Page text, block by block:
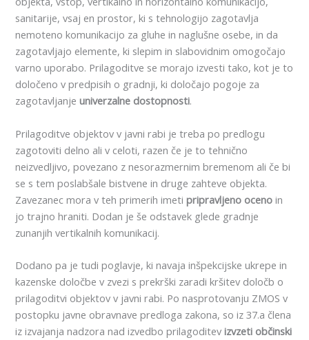
sanitarije, vsaj en prostor, ki s tehnologijo zagotavlja
nemoteno komunikacijo za gluhe in naglušne osebe, in da
zagotavljajo elemente, ki slepim in slabovidnim omogočajo
varno uporabo. Prilagoditve se morajo izvesti tako, kot je to
določeno v predpisih o gradnji, ki določajo pogoje za
zagotavljanjeuniverzalne dostopnosti.
Prilagoditve objektov v javni rabi je treba po predlogu
zagotoviti delno ali v celoti, razen če je to tehnično
neizvedljivo, povezano z nesorazmernim bremenom ali če bi
se s tem poslabšale bistvene in druge zahteve objekta.
Zavezanec mora v teh primerih imetipripravljeno oceno in
jo trajno hraniti. Dodan je še odstavek glede gradnje
zunanjih vertikalnih komunikacij.
Dodano pa je tudi poglavje, ki navaja inšpekcijske ukrepe in
kazenske določbe v zvezi s prekrški zaradi kršitev določb o
prilagoditvi objektov v javni rabi. Po nasprotovanju ZMOS v
postopku javne obravnave predloga zakona, so iz 37.a člena
iz izvajanja nadzora nad izvedbo prilagoditevizvzeti občinski